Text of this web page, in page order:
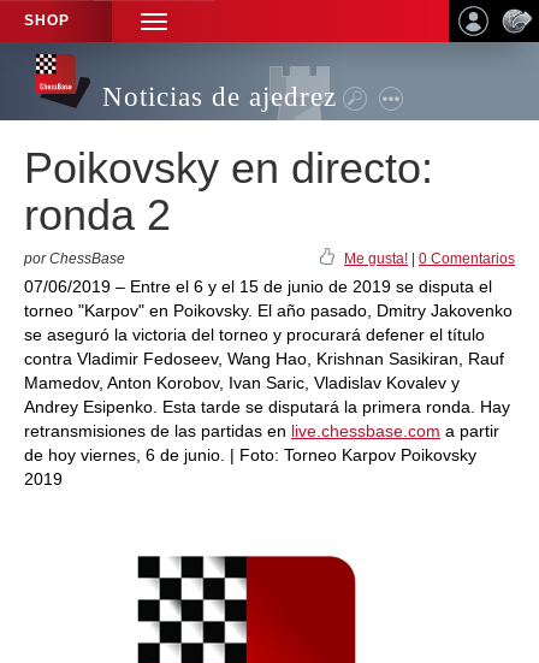
SHOP
TOGGLE
NAVIGATION
Noticias de ajedrez
Poikovsky en directo:
ronda 2
por ChessBase Me gusta! 0 Comentarios
07/06/2019 – Entre el 6 y el 15 de junio de 2019 se disputa el
torneo "Karpov" en Poikovsky. El año pasado, Dmitry Jakovenko
se aseguró la victoria del torneo y procurará defener el título
contra Vladimir Fedoseev, Wang Hao, Krishnan Sasikiran, Rauf
Mamedov, Anton Korobov, Ivan Saric, Vladislav Kovalev y
Andrey Esipenko. Esta tarde se disputará la primera ronda. Hay
retransmisiones de las partidas en live.chessbase.com a partir
de hoy viernes, 6 de junio. | Foto: Torneo Karpov Poikovsky
2019